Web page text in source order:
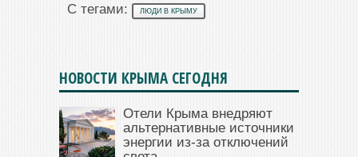
С тегами: ЛЮДИ В КРЫМУ
НОВОСТИ КРЫМА СЕГОДНЯ
Отели Крыма внедряют
альтернативные источники
энергии из-за отключений